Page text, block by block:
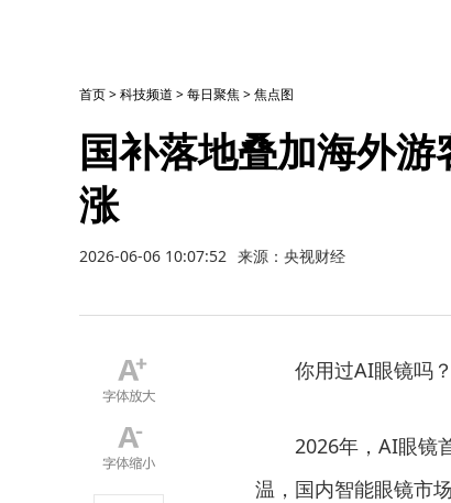
首页>科技频道 >每日聚焦>焦点图
国补落地叠加海外
涨
2026-06-06 10:07:52 来源：央视财经
你用过AI眼镜吗？
2026年，AI眼镜首
温，国内智能眼镜市